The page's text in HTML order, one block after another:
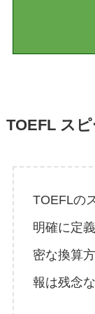
TOEFL ス
TOEFLの
明確に定
密な換算
報は残念